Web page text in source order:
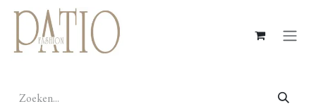
Overslaan naar inhoud